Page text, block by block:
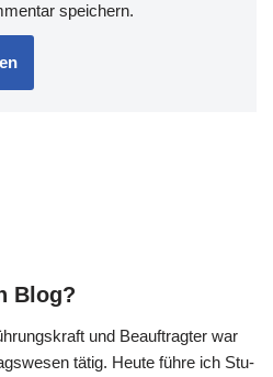
speichern.
Blog?
und Beauf­trag­ter war
tätig. Heu­te füh­re ich Stu­